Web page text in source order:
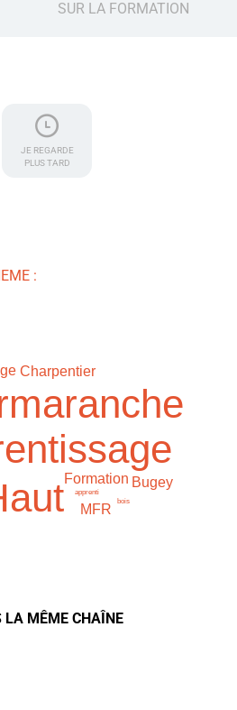
SUR LA FORMATION
JE REGARDE
PLUS TARD
:
MFR
Formation
Charpentier
Bugey
bois
apprenti
LA MÊME CHAÎNE